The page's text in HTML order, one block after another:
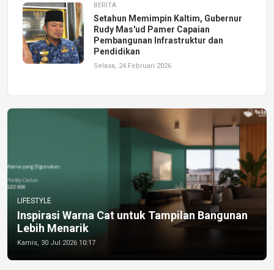
BERITA
Setahun Memimpin Kaltim, Gubernur
Rudy Mas'ud Pamer Capaian
Pembangunan Infrastruktur dan
Pendidikan
Selasa, 24 Februari 2026
LIFESTYLE
Inspirasi Warna Cat untuk Tampilan Bangunan
Lebih Menarik
Kamis, 30 Jul 2026 10:17